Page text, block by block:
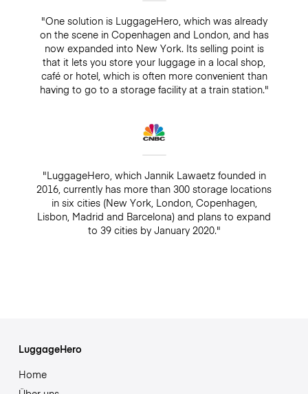
"One solution is LuggageHero, which was already
on the scene in Copenhagen and London, and has
now expanded into New York. Its selling point is
that it lets you store your luggage in a local shop,
café or hotel, which is often more convenient than
having to go to a storage facility at a train station."
"LuggageHero, which Jannik Lawaetz founded in
2016, currently has more than 300 storage locations
in six cities (New York, London, Copenhagen,
Lisbon, Madrid and Barcelona) and plans to expand
to 39 cities by January 2020."
LuggageHero
Home